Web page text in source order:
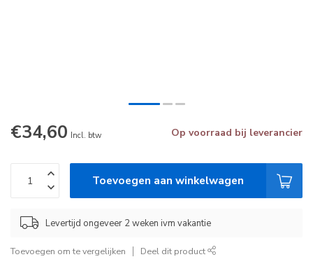
€34,60 Incl. btw Op voorraad bij leverancier
Toevoegen aan winkelwagen
Levertijd ongeveer 2 weken ivm vakantie
Toevoegen om te vergelijken Deel dit product